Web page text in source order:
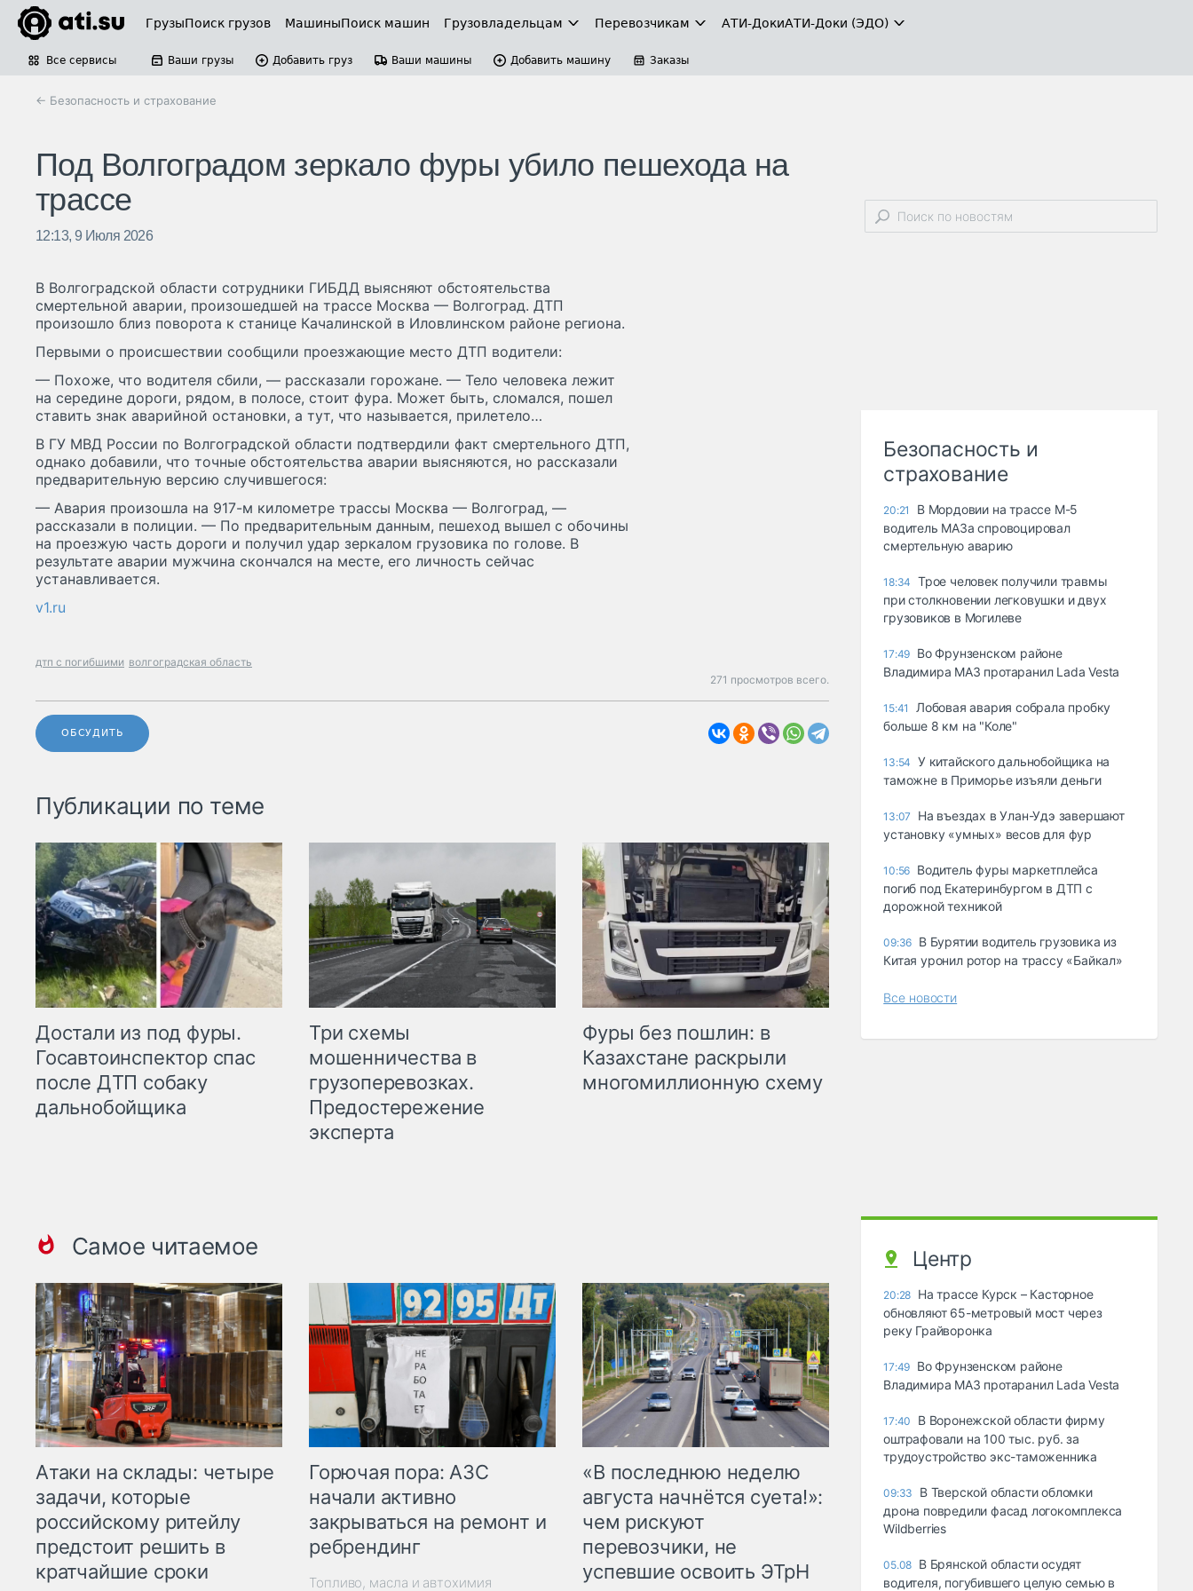
ГрузыПоиск грузов МашиныПоиск машин Грузовладельцам Перевозчикам АТИ-ДокиАТИ-Доки (ЭДО)
Все сервисы Ваши грузы Добавить груз Ваши машины Добавить машину Заказы
← Безопасность и страхование
Под Волгоградом зеркало фуры убило пешехода на
трассе
12:13, 9 Июля 2026
В Волгоградской области сотрудники ГИБДД выясняют обстоятельства
смертельной аварии, произошедшей на трассе Москва — Волгоград. ДТП
произошло близ поворота к станице Качалинской в Иловлинском районе региона.
Первыми о происшествии сообщили проезжающие место ДТП водители:
— Похоже, что водителя сбили, — рассказали горожане. — Тело человека лежит
на середине дороги, рядом, в полосе, стоит фура. Может быть, сломался, пошел
ставить знак аварийной остановки, а тут, что называется, прилетело…
В ГУ МВД России по Волгоградской области подтвердили факт смертельного ДТП,
однако добавили, что точные обстоятельства аварии выясняются, но рассказали
предварительную версию случившегося:
— Авария произошла на 917-м километре трассы Москва — Волгоград, —
рассказали в полиции. — По предварительным данным, пешеход вышел с обочины
на проезжую часть дороги и получил удар зеркалом грузовика по голове. В
результате аварии мужчина скончался на месте, его личность сейчас
устанавливается.
v1.ru
дтп с погибшими волгоградская область
271 просмотров всего.
ОБСУДИТЬ
Публикации по теме
Достали из под фуры.
Госавтоинспектор спас
после ДТП собаку
дальнобойщика
Три схемы
мошенничества в
грузоперевозках.
Предостережение
эксперта
Фуры без пошлин: в
Казахстане раскрыли
многомиллионную схему
Самое читаемое
Атаки на склады: четыре
задачи, которые
российскому ритейлу
предстоит решить в
кратчайшие сроки
Горючая пора: АЗС
начали активно
закрываться на ремонт и
ребрендинг
Топливо, масла и автохимия
«В последнюю неделю
августа начнётся суета!»:
чем рискуют
перевозчики, не
успевшие освоить ЭТрН
Безопасность и
страхование
20:21
В Мордовии на трассе М-5
водитель МАЗа спровоцировал
смертельную аварию
18:34
Трое человек получили травмы
при столкновении легковушки и двух
грузовиков в Могилеве
17:49 Во Фрунзенском районе
Владимира МАЗ протаранил Lada Vesta
15:41
Лобовая авария собрала пробку
больше 8 км на "Коле"
13:54
У китайского дальнобойщика на
таможне в Приморье изъяли деньги
13:07
Ha въeздax в Улaн-Удэ зaвepшaют
ycтaнoвкy «yмныx» вecoв для фyp
10:56 Водитель фуры маркетплейса
погиб под Екатеринбургом в ДТП с
дорожной техникой
09:36 В Бурятии водитель грузовика из
Китая уронил ротор на трассу «Байкал»
Все новости
Центр
20:28 На трассе Курск – Касторное
обновляют 65-метровый мост через
реку Грайворонка
17:49 Во Фрунзенском районе
Владимира МАЗ протаранил Lada Vesta
17:40
В Воронежской области фирму
оштрафовали на 100 тыс. руб. за
трудоустройство экс-таможенника
09:33
В Тверской области обломки
дрона повредили фасад логокомплекса
Wildberries
05.08 В Брянской области осудят
водителя, погубившего целую семью в